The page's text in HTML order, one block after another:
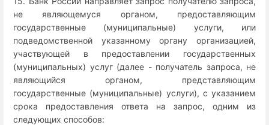
не являющемуся органом, предоставляющим
государственные (муниципальные) услуги, или
подведомственной указанному органу организацией,
участвующей в предоставлении государственных
(муниципальных) услуг (далее - получатель запроса, не
являющийся органом, представляющим
государственные (муниципальные) услуги), с указанием
срока предоставления ответа на запрос, одним из
следующих способов: